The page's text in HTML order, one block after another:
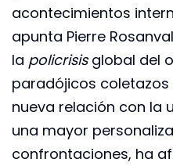
acontecimientos
apunta Pierre
la policrisisglobal del
paradójicos coletazos
nueva relación con la
una mayor
confrontaciones, ha